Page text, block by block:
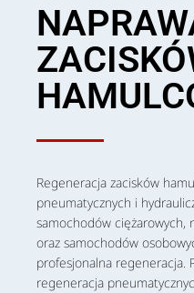
Regeneracja zacisków
pneumatycznych i
samochodów ciężarowych,
oraz samochodów
profesjonalna regeneracja.
regeneracja